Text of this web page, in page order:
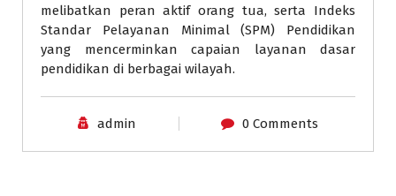
melibatkan peran aktif orang tua, serta Indeks
Standar Pelayanan Minimal (SPM) Pendidikan
yang mencerminkan capaian layanan dasar
pendidikan di berbagai wilayah.
admin 0 Comments